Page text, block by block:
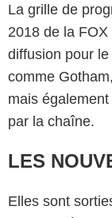
La grille de
2018 de la
diffusion pour
comme
mais
par la chaîne.
LES
Elles sont